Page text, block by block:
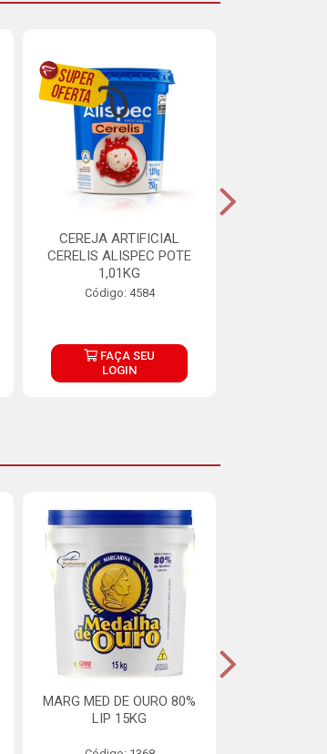
CEREJA ARTIFICIAL
CERELIS ALISPEC POTE
1,01KG
Código: 4584
FAÇA SEU
LOGIN
MARG MED DE OURO 80%
LIP 15KG